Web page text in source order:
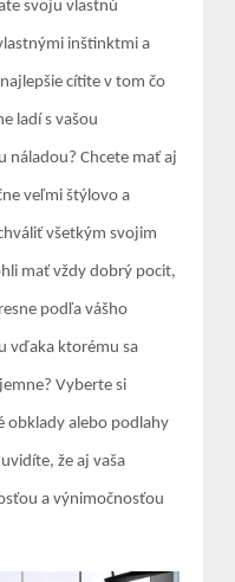
svoju vlastnú
inštinktmi a
cítite v tom čo
ladí s vašou
náladou? Chcete mať aj
veľmi štýlovo a
všetkým svojim
mať vždy dobrý pocit,
podľa vášho
vďaka ktorému sa
Vyberte si
obklady alebo podlahy
že aj vaša
a výnimočnosťou